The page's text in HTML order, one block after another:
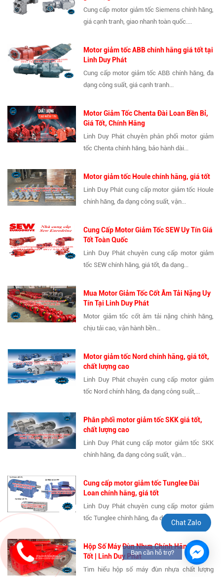
Cung cấp motor giảm tốc Siemens chính hãng,
giá cạnh tranh, giao nhanh toàn quốc....
Motor giảm tốc ABB chính hãng giá tốt tại
Linh Duy Phát
Cung cấp motor giảm tốc ABB chính hãng, đa
dạng công suất, giá cạnh tranh...
Motor Giảm Tốc Chenta Đài Loan Bền Bỉ,
Giá Tốt, Chính Hãng
Linh Duy Phát chuyên phân phối motor giảm
tốc Chenta chính hãng, bảo hành dài...
Motor giảm tốc Houle chính hãng, giá tốt
Linh Duy Phát cung cấp motor giảm tốc Houle
chính hãng, đa dạng công suất, vận...
Cung Cấp Motor Giảm Tốc SEW Uy Tín Giá
Tốt Toàn Quốc
Linh Duy Phát chuyên cung cấp motor giảm
tốc SEW chính hãng, giá tốt, đa dạng...
Mua Motor Giảm Tốc Cốt Âm Tải Nặng Uy
Tín Tại Linh Duy Phát
Motor giảm tốc cốt âm tải nặng chính hãng,
chịu tải cao, vận hành bền...
Motor giảm tốc Nord chính hãng, giá tốt,
chất lượng cao
Linh Duy Phát chuyên cung cấp motor giảm
tốc Nord chính hãng, đa dạng công suất,...
Phân phối motor giảm tốc SKK giá tốt,
chất lượng cao
Linh Duy Phát cung cấp motor giảm tốc SKK
chính hãng, đa dạng công suất, vận...
Cung cấp motor giảm tốc Tunglee Đài
Loan chính hãng, giá tốt
Linh Duy Phát chuyên cung cấp motor giảm
tốc Tunglee chính hãng, đa dạng công...
Hộp Số Máy Đùn Nhựa Chính Hãng, Giá
Tốt | Linh Duy Phát
Tìm hiểu hộp số máy đùn nhựa chất lượng
Chat Zalo
Bạn cần hỗ trợ?